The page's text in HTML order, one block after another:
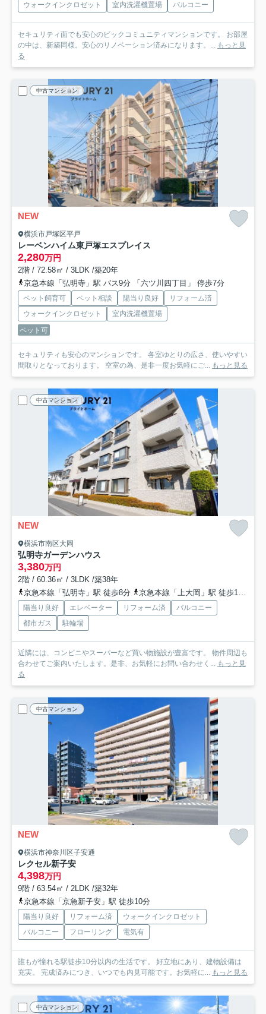
ウォークインクロゼット
室内洗濯機置場 バルコニー
セキュリティ面でも安心のビックコミュニティマンションです。 お部屋
の中は、新築同様。安心のリノベーション済みになります。... もっと見
る
中古マンション
NEW
横浜市戸塚区平戸
レーベンハイム東戸塚エスプレイス
2,280万円
2階 / 72.58㎡ / 3LDK /築20年
京急本線「弘明寺」駅 バス9分 「六ツ川四丁目」 停歩7分
ペット飼育可 ペット相談 陽当り良好
リフォーム済
ウォークインクロゼット
室内洗濯機置場
ペット可
セキュリティも安心のマンションです。 各室ゆとりの広さ、使いやすい
間取りとなっております。 空室の為、是非一度お気軽にご... もっと見る
中古マンション
NEW
横浜市南区大岡
弘明寺ガーデンハウス
3,380万円
2階 / 60.36㎡ / 3LDK /築38年
京急本線「弘明寺」駅 徒歩8分
京急本線「上大岡」駅 徒歩17分
陽当り良好 エレベーター リフォーム済
バルコニー
都市ガス
駐輪場
近隣には、コンビニやスーパーなど買い物施設が豊富です。 物件周辺も
合わせてご案内いたします。是非、お気軽にお問い合わせく... もっと見
る
中古マンション
NEW
横浜市神奈川区子安通
レクセル新子安
4,398万円
9階 / 63.54㎡ / 2LDK /築32年
京急本線「京急新子安」駅 徒歩10分
陽当り良好 リフォーム済
ウォークインクロゼット
バルコニー
フローリング 電気有
誰もが憧れる駅徒歩10分以内の生活です。 好立地にあり、建物設備は
充実。 完成済みにつき、いつでも内見可能です。お気軽に... もっと見る
中古マンション